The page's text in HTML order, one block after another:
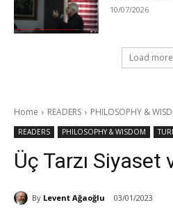
10/07/2026
Load more